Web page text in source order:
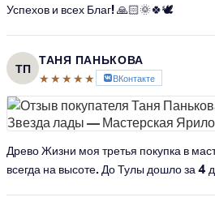
Успехов и всех Благ! 🙏🏻🌞🍀🕊
ТП
ТАНЯ ПАНЬКОВА
★★★★★
ВКонтакте
Древо Жизни моя третья покупка в
всегда на высоте. До Тулы дошло за 4